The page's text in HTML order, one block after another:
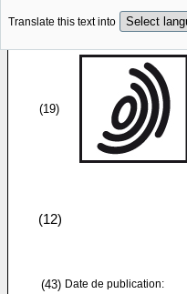
Translate this text into
(19)
(12)
(43) Date de publication: